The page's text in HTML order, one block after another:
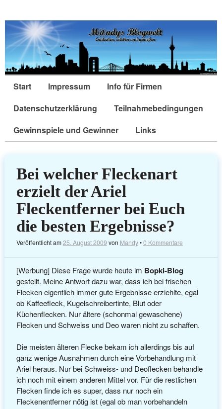
Start Impressum
Info für Firmen
Datenschutzerklärung
Teilnahmebedingungen
Gewinnspiele und Gewinner
Links
Bei welcher Fleckenart
erzielt der Ariel
Fleckentferner bei Euch
die besten Ergebnisse?
Veröffentlicht am25. August 2009 von Mandy•0 Kommentare
[Werbung] Diese Frage wurde heute im Bopki-Blog
gestellt. Meine Antwort dazu war, dass ich bei frischen
Flecken eigentlich immer gute Ergebnisse erziehlte, egal
ob Kaffeefleck, Kugelschreibertinte, Blut oder
Küchenflecken. Nur ältere (schonmal gewaschene)
Flecken und Schweiss und Deo waren nicht zu schaffen.
Die meisten älteren Flecke bekam ich allerdings bis auf
ganz wenige Ausnahmen durch eine Vorbehandlung mit
Ariel heraus. Nur bei Schweiss- und Deoflecken behandle
ich noch mit einem anderen Mittel vor. Für die restlichen
Flecken finde ich es super, dass nur noch ein
Fleckenentferner nötig ist (egal ob man vorbehandeln